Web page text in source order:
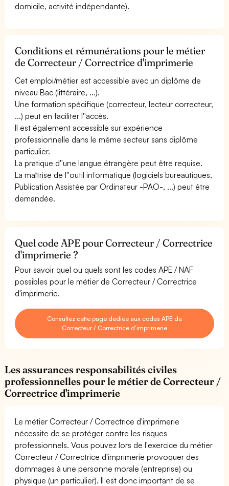
domicile, activité indépendante).
Conditions et rémunérations pour le métier
de Correcteur / Correctrice d'imprimerie
Cet emploi/métier est accessible avec un diplôme de
niveau Bac (littéraire, ...).
Une formation spécifique (correcteur, lecteur correcteur,
...) peut en faciliter l''accès.
Il est également accessible sur expérience
professionnelle dans le même secteur sans diplôme
particulier.
La pratique d''une langue étrangère peut être requise.
La maîtrise de l''outil informatique (logiciels bureautiques,
Publication Assistée par Ordinateur -PAO-, ...) peut être
demandée.
Quel code APE pour Correcteur / Correctrice
d'imprimerie ?
Pour savoir quel ou quels sont les codes APE / NAF
possibles pour le métier de Correcteur / Correctrice
d'imprimerie.
Consultez cette page dédiée aux codes APE de
Correcteur / Correctrice d'imprimerie
Les assurances responsabilités civiles
professionnelles pour le métier de Correcteur /
Correctrice d'imprimerie
Le métier Correcteur / Correctrice d'imprimerie
nécessite de se protéger contre les risques
professionnels. Vous pouvez lors de l'exercice du métier
Correcteur / Correctrice d'imprimerie provoquer des
dommages à une personne morale (entreprise) ou
physique (un particulier). Il est donc important de se